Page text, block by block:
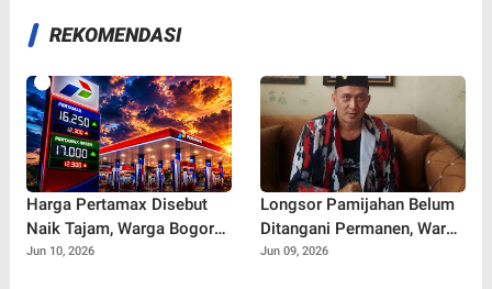
REKOMENDASI
Harga Pertamax Disebut
Naik Tajam, Warga Bogor
Ramai Soroti Dampaknya
Jun 10, 2026
Longsor Pamijahan Belum
Ditangani Permanen, Warga
Khawatir Ancaman Longsor
Jun 09, 2026